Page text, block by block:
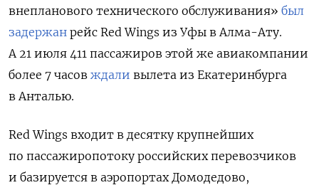
внепланового технического обслуживания» был
задержан рейс Red Wings из Уфы в Алма-Ату.
А 21 июля 411 пассажиров этой же авиакомпании
более 7 часов ждали вылета из Екатеринбурга
в Анталью.
Red Wings входит в десятку крупнейших
по пассажиропотоку российских перевозчиков
и базируется в аэропортах Домодедово,